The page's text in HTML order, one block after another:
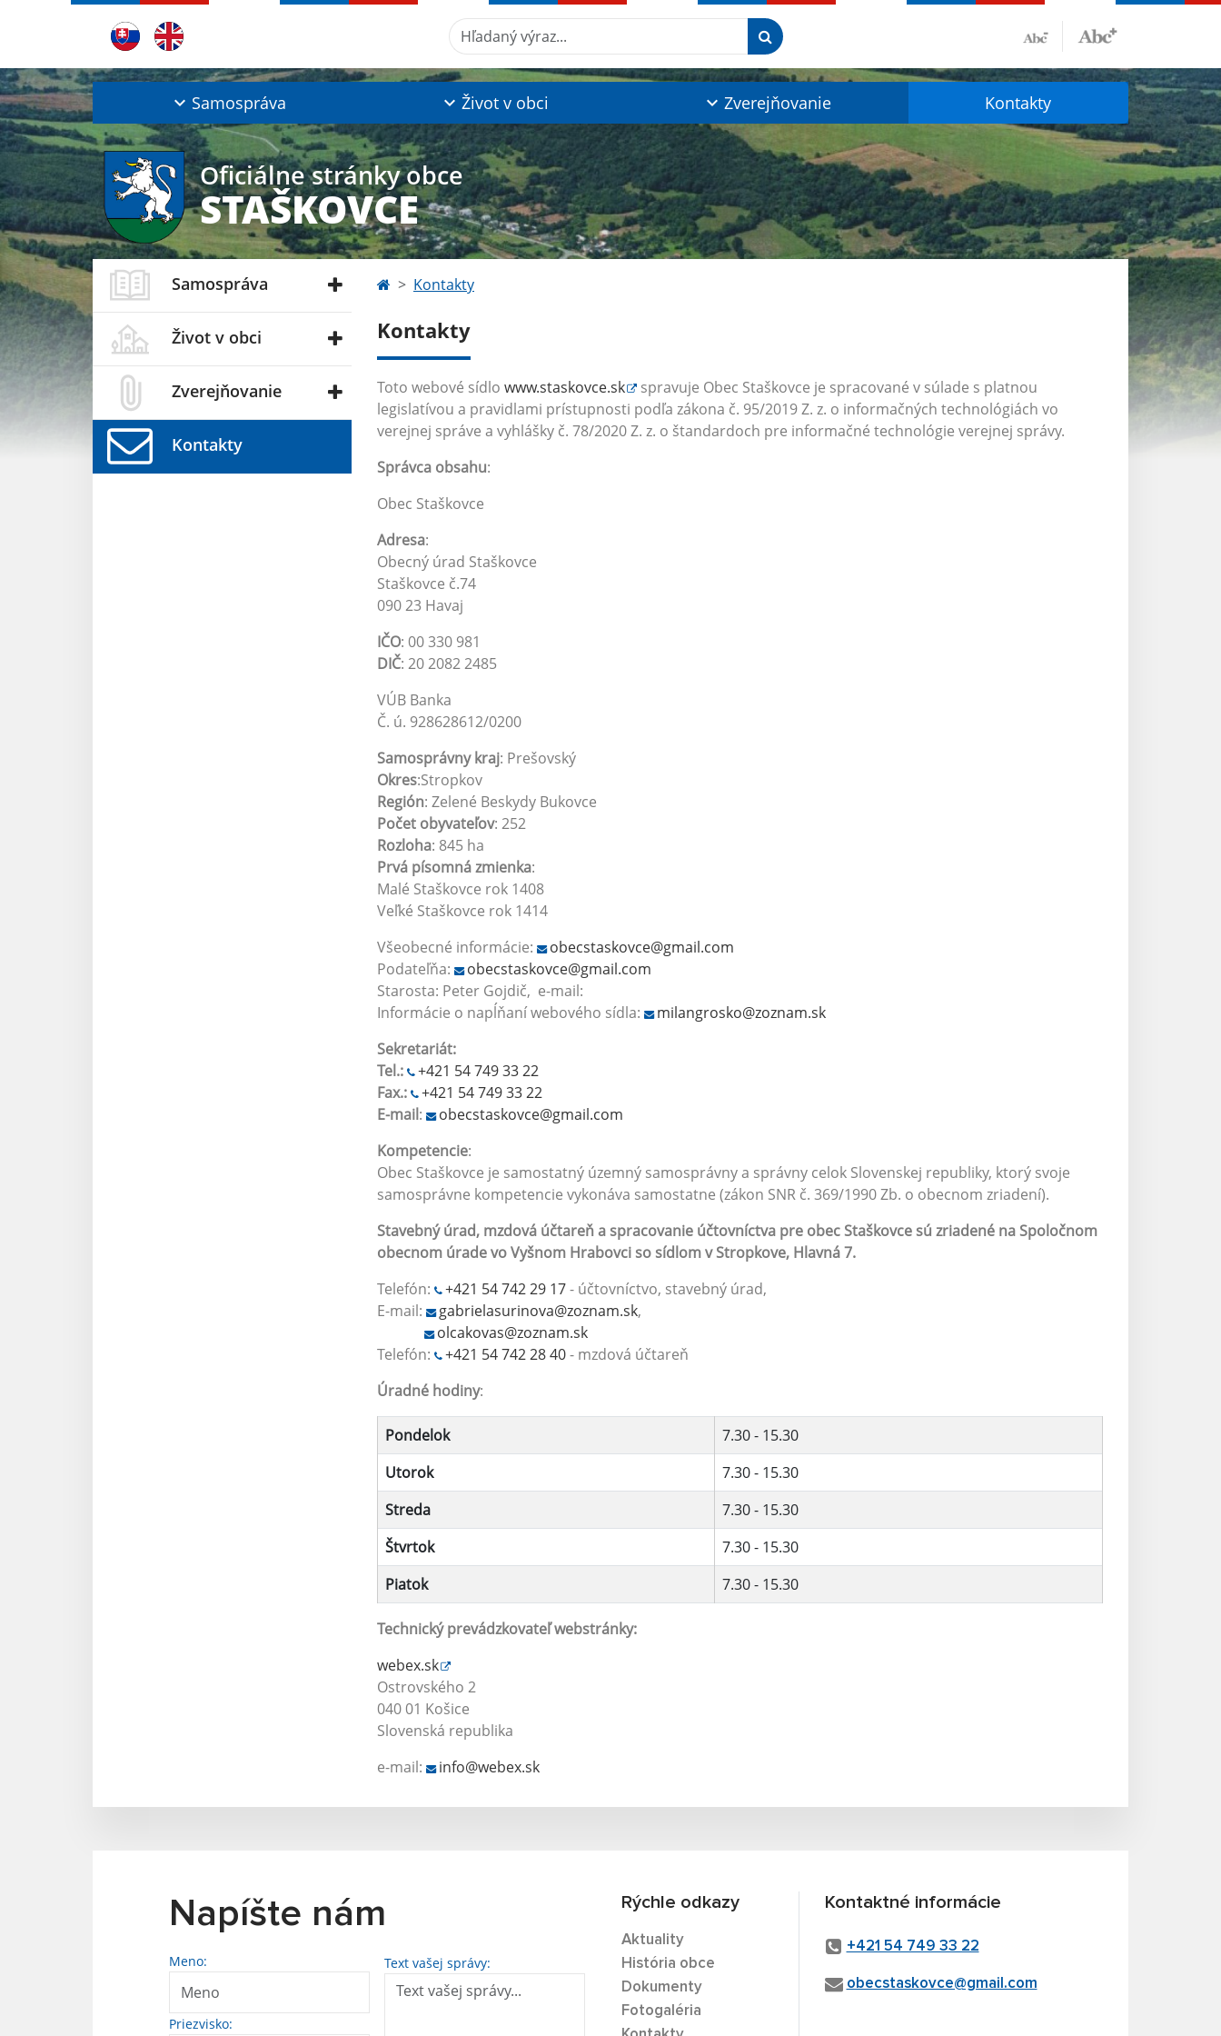
Hľadaný výraz...
Samospráva Život v obci Zverejňovanie Kontakty
Oficiálne stránky obce
STAŠKOVCE
Samospráva
Život v obci
Zverejňovanie
Kontakty
Kontakty
Kontakty
Toto webové sídlo www.staskovce.sk spravuje Obec Staškovce je spracované v súlade s platnou
legislatívou a pravidlami prístupnosti podľa zákona č. 95/2019 Z. z. o informačných technológiách vo
verejnej správe a vyhlášky č. 78/2020 Z. z. o štandardoch pre informačné technológie verejnej správy.
Správca obsahu:
Obec Staškovce
Adresa:
Obecný úrad Staškovce
Staškovce č.74
090 23 Havaj
IČO: 00 330 981
DIČ: 20 2082 2485
VÚB Banka
Č. ú. 928628612/0200
Samosprávny kraj: Prešovský
Okres:Stropkov
Región: Zelené Beskydy Bukovce
Počet obyvateľov: 252
Rozloha: 845 ha
Prvá písomná zmienka:
Malé Staškovce rok 1408
Veľké Staškovce rok 1414
Všeobecné informácie:
obecstaskovce@gmail.com
Podateľňa:
obecstaskovce@gmail.com
Starosta: Peter Gojdič, e-mail:
Informácie o napĺňaní webového sídla:
milangrosko@zoznam.sk
Sekretariát:
Tel.:
+421 54 749 33 22
Fax.:
+421 54 749 33 22
E-mail:
obecstaskovce@gmail.com
Kompetencie:
Obec Staškovce je samostatný územný samosprávny a správny celok Slovenskej republiky, ktorý svoje
samosprávne kompetencie vykonáva samostatne (zákon SNR č. 369/1990 Zb. o obecnom zriadení).
Stavebný úrad, mzdová účtareň a spracovanie účtovníctva pre obec Staškovce sú zriadené na Spoločnom
obecnom úrade vo Vyšnom Hrabovci so sídlom v Stropkove, Hlavná 7.
Telefón:
+421 54 742 29 17- účtovníctvo, stavebný úrad,
E-mail:
gabrielasurinova@zoznam.sk,
olcakovas@zoznam.sk
Telefón:
+421 54 742 28 40- mzdová účtareň
Úradné hodiny:
Pondelok
7.30 - 15.30
Utorok
7.30 - 15.30
Streda
7.30 - 15.30
Štvrtok
7.30 - 15.30
Piatok
7.30 - 15.30
Technický prevádzkovateľ webstránky:
webex.sk
Ostrovského 2
040 01 Košice
Slovenská republika
e-mail:
info@webex.sk
Napíšte nám
Meno:
Priezvisko:
Text vašej správy:
Rýchle odkazy
Aktuality
História obce
Dokumenty
Fotogaléria
Kontaktné informácie
+421 54 749 33 22
obecstaskovce@gmail.com